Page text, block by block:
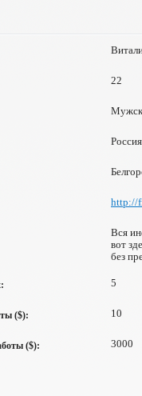
22
http://
Вся
вот
без
5
($): 10
($): 3000